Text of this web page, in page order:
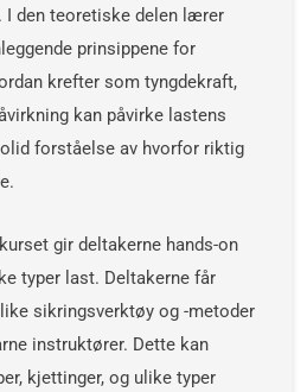
I den teoretiske delen lærer
prinsippene for
krefter som tyngdekraft,
kan påvirke lastens
forståelse av hvorfor riktig
gir deltakerne hands-on
typer last. Deltakerne får
sikringsverktøy og -metoder
instruktører. Dette kan
kjettinger, og ulike typer